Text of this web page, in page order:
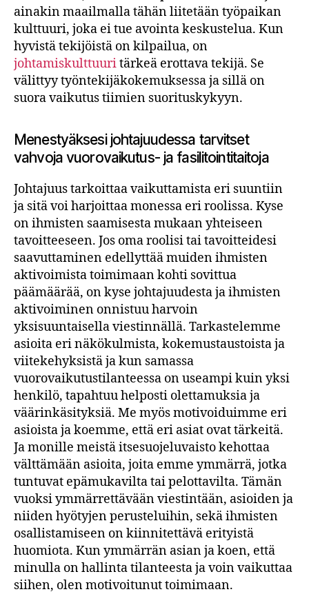
ainakin maailmalla tähän liitetään työpaikan
kulttuuri, joka ei tue avointa keskustelua. Kun
hyvistä tekijöistä on kilpailua, on
johtamiskulttuuritärkeä erottava tekijä. Se
välittyy työntekijäkokemuksessa ja sillä on
suora vaikutus tiimien suorituskykyyn.
Menestyäksesi johtajuudessa tarvitset
vahvoja vuorovaikutus- ja fasilitointitaitoja
Johtajuus tarkoittaa vaikuttamista eri suuntiin
ja sitä voi harjoittaa monessa eri roolissa. Kyse
on ihmisten saamisesta mukaan yhteiseen
tavoitteeseen. Jos oma roolisi tai tavoitteidesi
saavuttaminen edellyttää muiden ihmisten
aktivoimista toimimaan kohti sovittua
päämäärää, on kyse johtajuudesta ja ihmisten
aktivoiminen onnistuu harvoin
yksisuuntaisella viestinnällä. Tarkastelemme
asioita eri näkökulmista, kokemustaustoista ja
viitekehyksistä ja kun samassa
vuorovaikutustilanteessa on useampi kuin yksi
henkilö, tapahtuu helposti olettamuksia ja
väärinkäsityksiä. Me myös motivoiduimme eri
asioista ja koemme, että eri asiat ovat tärkeitä.
Ja monille meistä itsesuojeluvaisto kehottaa
välttämään asioita, joita emme ymmärrä, jotka
tuntuvat epämukavilta tai pelottavilta. Tämän
vuoksi ymmärrettävään viestintään, asioiden ja
niiden hyötyjen perusteluihin, sekä ihmisten
osallistamiseen on kiinnitettävä erityistä
huomiota. Kun ymmärrän asian ja koen, että
minulla on hallinta tilanteesta ja voin vaikuttaa
siihen, olen motivoitunut toimimaan.